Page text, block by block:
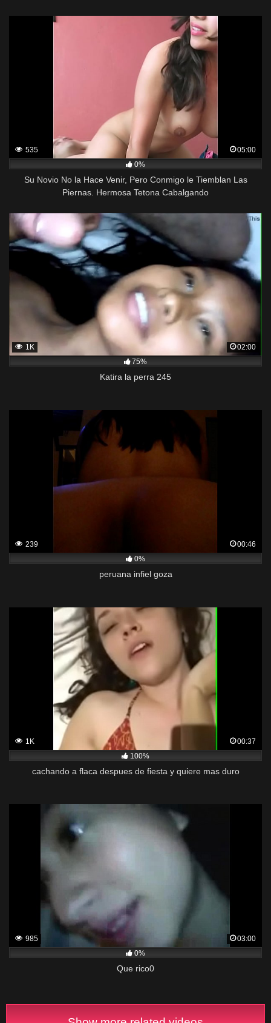
535
05:00
0%
Su Novio No la Hace Venir, Pero Conmigo le Tiemblan Las
Piernas. Hermosa Tetona Cabalgando
1K
02:00
75%
Katira la perra 245
239
00:46
0%
peruana infiel goza
1K
00:37
100%
cachando a flaca despues de fiesta y quiere mas duro
985
03:00
0%
Que rico0